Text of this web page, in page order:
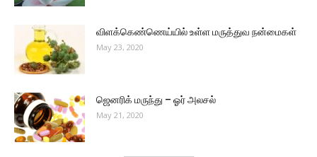
விளக்கெண்ணெய்யில் உள்ள மருத்துவ நன்மைகள்
May 23, 2020
ஜெனரிக் மருந்து – ஓர் அலசல்
May 21, 2020